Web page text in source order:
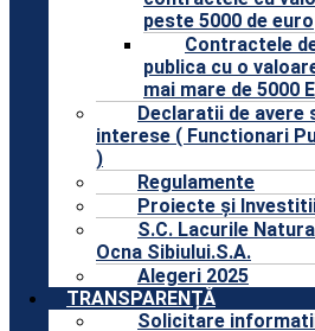
peste 5000 de euro
Contractele
publica cu o
mai mare de 5000
Declaratii de avere
interese ( Functionari
)
Regulamente
Proiecte și
S.C. Lacurile
Ocna Sibiului.S.A.
Alegeri 2025
TRANSPARENȚĂ
Solicitare